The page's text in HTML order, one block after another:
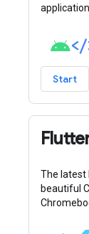
Start
The latest
beautiful